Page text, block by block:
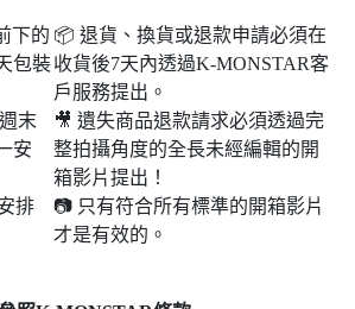
下的
包裝
末​​
安
排
📦 退貨、換貨或退款申請必須在
收貨後7天內透過K-MONSTAR客
戶服務提出。
🎥 遺失商品退款請求必須透過完
整拍攝角度的全長未經編輯的開
箱影片提出！
📷 只有符合所有標準的開箱影片
才是有效的。